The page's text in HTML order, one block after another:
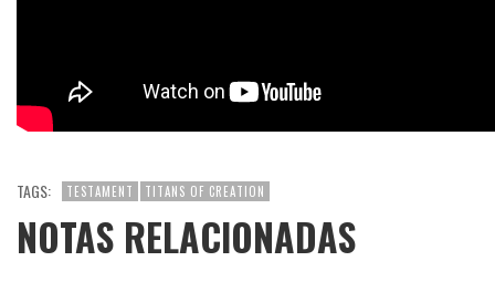
TAGS: TESTAMENT TITANS OF CREATION
NOTAS RELACIONADAS